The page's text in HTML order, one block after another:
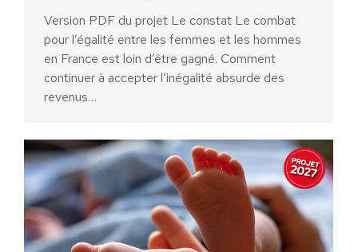
Version PDF du projet Le constat Le combat
pour l’égalité entre les femmes et les hommes
en France est loin d’être gagné. Comment
continuer à accepter l’inégalité absurde des
revenus…